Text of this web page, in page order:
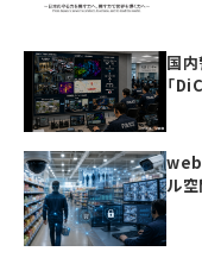
国
「
ル